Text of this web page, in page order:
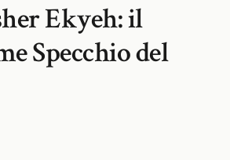
Ekyeh: il
Specchio del